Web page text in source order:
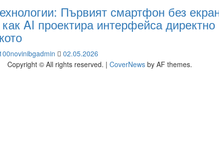
Първият смартфон без
AI проектира интерфейса директно
02.05.2026
Copyright © All rights reserved. | CoverNews by AF themes.